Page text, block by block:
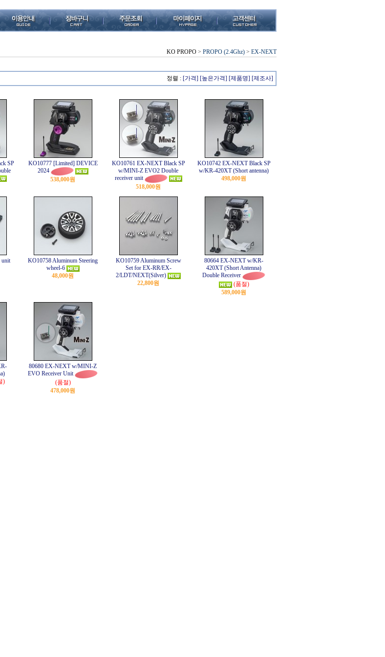
KO PROPO > PROPO (2.4Ghz) > EX-NEXT
정렬 : [가격] [높은가격] [제품명] [제조사]
SP
KO10777 [Limited] DEVICE
2024
538,000원
KO10761 EX-NEXT Black SP
w/MINI-Z EVO2 Double
receiver unit
518,000원
KO10742 EX-NEXT Black SP
w/KR-420XT (Short antenna)
498,000원
unit
KO10758 Aluminum Steering
wheel-6
48,000원
KO10759 Aluminum Screw
Set for EX-RR/EX-
2/LDT/NEXT(Silver)
22,800원
80664 EX-NEXT w/KR-
420XT (Short Antenna)
Double Receiver
(품절)
589,000원
)
80680 EX-NEXT w/MINI-Z
EVO Receiver Unit
(품절)
478,000원